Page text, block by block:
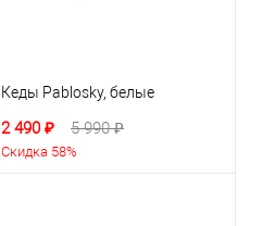
Кеды Pablosky, белые
2 490 ₽ 5 990 ₽
Скидка 58%